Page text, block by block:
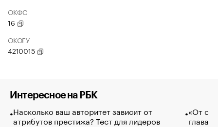
ОКФС
16
ОКОГУ
4210015
Интересное на РБК
Насколько ваш авторитет зависит от
атрибутов престижа? Тест для лидеров
«От
глава